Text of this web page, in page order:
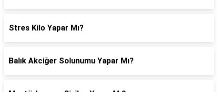
Stres Kilo Yapar Mı?
Balık Akciğer Solunumu Yapar Mı?